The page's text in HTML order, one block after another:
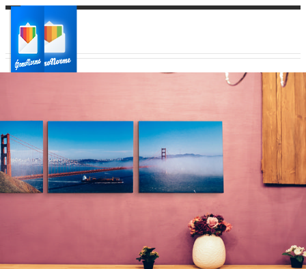
Ваш город:
Ваш регион доставки
Выберите из списка: